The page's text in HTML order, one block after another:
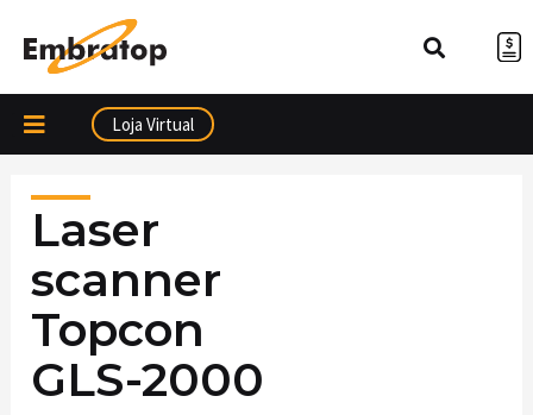
para
conteúdo
Loja Virtual
Laser
scanner
Topcon
GLS-2000